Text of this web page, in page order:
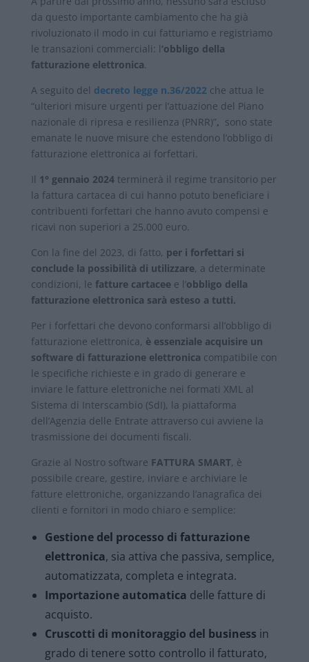
da questo importante cambiamento che ha già
rivoluzionato il modo in cui fatturiamo e registriamo
le transazioni commerciali: l‘obbligo della
fatturazione elettronica.
A seguito del decreto legge n.36/2022che attua le
“ulteriori misure urgenti per l’attuazione del Piano
nazionale di ripresa e resilienza (PNRR)”, sono state
emanate le nuove misure che estendono l’obbligo di
fatturazione elettronica ai forfettari.
Il 1° gennaio 2024terminerà il regime transitorio per
la fattura cartacea di cui hanno potuto beneficiare i
contribuenti forfettari che hanno avuto compensi e
ricavi non superiori a 25.000 euro.
Con la fine del 2023, di fatto, per i forfettari si
conclude la possibilità di utilizzare, a determinate
condizioni, le fatture cartaceee l’obbligo della
fatturazione elettronica sarà esteso a tutti.
Per i forfettari che devono conformarsi all’obbligo di
fatturazione elettronica, è essenziale acquisire un
software di fatturazione elettronica compatibile con
le specifiche richieste e in grado di generare e
inviare le fatture elettroniche nei formati XML al
Sistema di Interscambio (SdI), la piattaforma
dell’Agenzia delle Entrate attraverso cui avviene la
trasmissione dei documenti fiscali.
Grazie al Nostro software FATTURA SMART, è
possibile creare, gestire, inviare e archiviare le
fatture elettroniche, organizzando l’anagrafica dei
clienti e fornitori in modo chiaro e semplice:
Gestione del processo di fatturazione
elettronica, sia attiva che passiva, semplice,
automatizzata, completa e integrata.
Importazione automatica delle fatture di
acquisto.
Cruscotti di monitoraggio del business in
grado di tenere sotto controllo il fatturato,